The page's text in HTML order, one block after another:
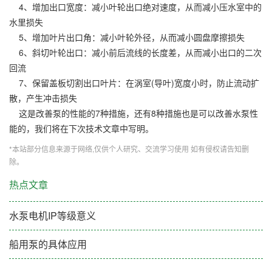
4、增加出口宽度：减小叶轮出口绝对速度，从而减小压水室中的
水里损失
5、增加叶片出口角：减小叶轮外径，从而减小圆盘摩擦损失
6、斜切叶轮出口：减小前后流线的长度差，从而减小出口的二次
回流
7、保留盖板切割出口叶片：在涡室(导叶)宽度小时，防止流动扩
散，产生冲击损失
这是改善泵的性能的7种措施，还有8种措施也是可以改善水泵性
能的，我们将在下次技术文章中写明。
*本站部分信息来源于网络,仅供个人研究、交流学习使用 如有侵权请告知删
除。
热点文章
水泵电机IP等级意义
船用泵的具体应用